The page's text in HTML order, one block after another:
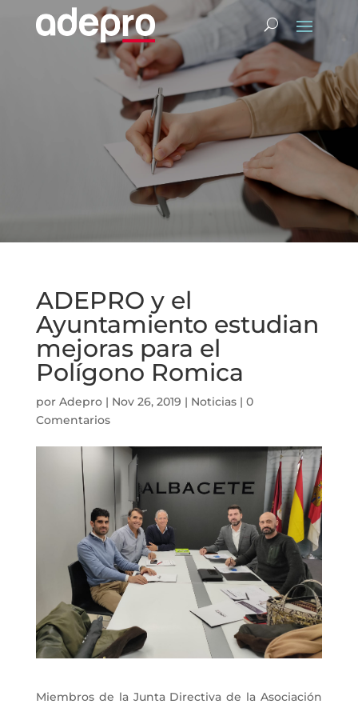
ADEPRO y el
Ayuntamiento estudian
mejoras para el
Polígono Romica
por Adepro| Nov 26, 2019 | Noticias| 0
Comentarios
Miembros de la Junta Directiva de la Asociación